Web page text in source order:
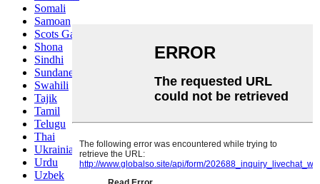
Somali
Samoan
Scots Gaelic
Shona
Sindhi
Sundanese
Swahili
Tajik
Tamil
Telugu
Thai
Ukrainian
Urdu
Uzbek